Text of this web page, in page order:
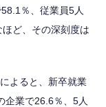
％、従業員5人
ど、その深刻度は
によると、新卒就業
企業で26.6％、5人